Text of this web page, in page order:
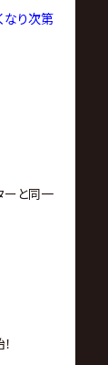
なり次第
ーと同一